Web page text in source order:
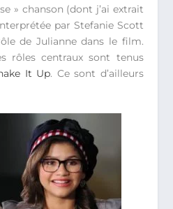
» chanson (dont j’ai extrait
par Stefanie Scott
de Julianne dans le film.
rôles centraux sont tenus
It Up. Ce sont d’ailleurs